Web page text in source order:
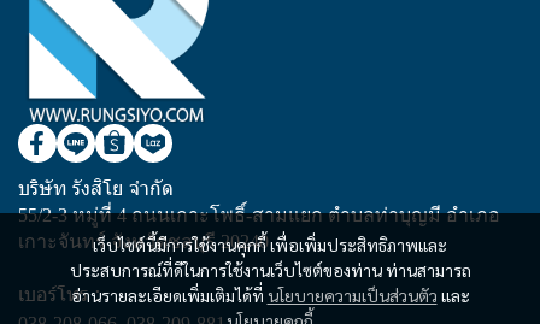
เว็บไซต์นี้มีการใช้งานคุกกี้ เพื่อเพิ่มประสิทธิภาพและ
ประสบการณ์ที่ดีในการใช้งานเว็บไซต์ของท่าน ท่านสามารถ
อ่านรายละเอียดเพิ่มเติมได้ที่ นโยบายความเป็นส่วนตัว และ
บริษัท รังสิโย จำกัด
55/2-3 หมู่ที่ 4 ถนนเกาะโพธิ์-สามแยก ตำบลท่าบุญมี อำเภอ
เกาะจันทร์ จังหวัดชลบุรี 20240
เบอร์โทร :